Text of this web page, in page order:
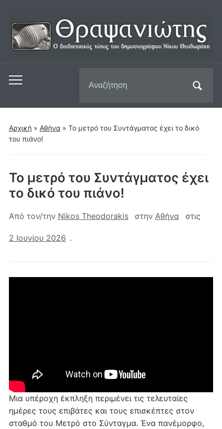
Εναλλαγή
μενού
για
κινητά
για:
Αρχική » Αθήνα » Το μετρό του Συντάγματος έχει το δικό
του πιάνο!
Το μετρό του Συντάγματος έχει
το δικό του πιάνο!
Από τον/την Nikos Theodorakis στην Αθήνα στις
2 Ιουνίου 2026 .
Μια υπέροχη έκπληξη περιμένει τις τελευταίες
ημέρες τους επιβάτες και τους επισκέπτες στον
σταθμό του Μετρό στο Σύνταγμα. Ένα πανέμορφο,